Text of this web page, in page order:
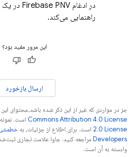
در ادغام Firebase PNV در یک
راهنمایی می‌کند.
این مرور مفید بود؟
ارسال بازخورد
جز در مواردی که غیر از این ذکر شده باشد،‌محتوای
Commons Attribution 4.0 License است.
2.0 License است. برای اطلاع از جزئیات، به
Developers‏
وابسته به آن است.